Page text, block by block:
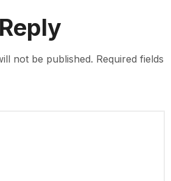
not be published. Required fields